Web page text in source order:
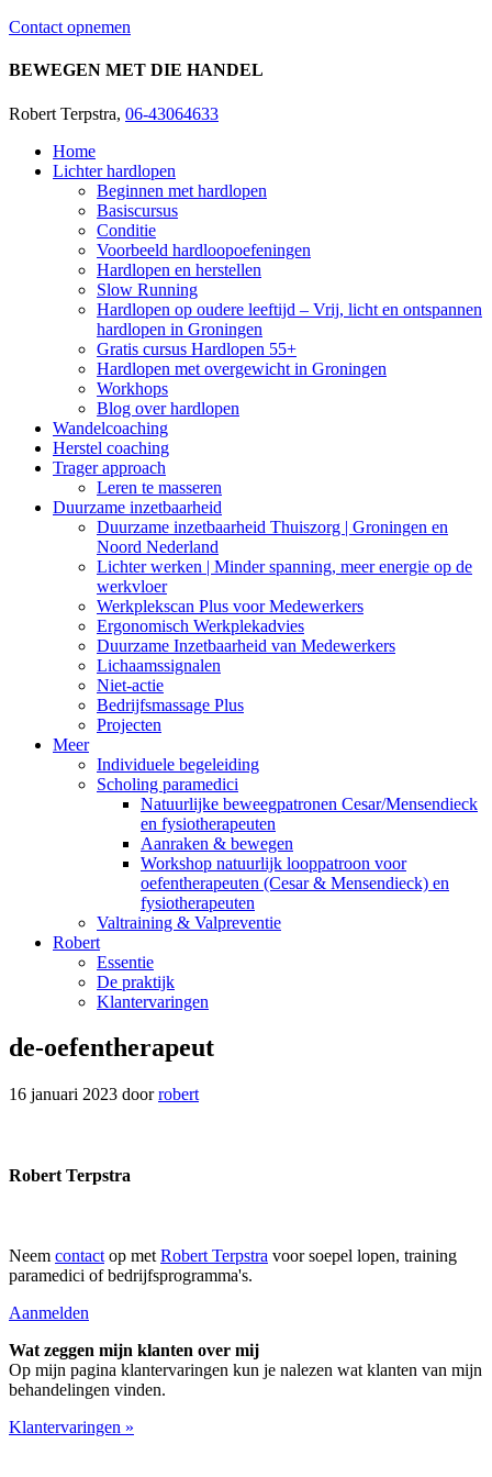
Contact opnemen
BEWEGEN MET DIE HANDEL
Robert Terpstra, 06-43064633
Home
Lichter hardlopen
Beginnen met hardlopen
Basiscursus
Conditie
Voorbeeld hardloopoefeningen
Hardlopen en herstellen
Slow Running
Hardlopen op oudere leeftijd – Vrij, licht en ontspannen
hardlopen in Groningen
Gratis cursus Hardlopen 55+
Hardlopen met overgewicht in Groningen
Workhops
Blog over hardlopen
Wandelcoaching
Herstel coaching
Trager approach
Leren te masseren
Duurzame inzetbaarheid
Duurzame inzetbaarheid Thuiszorg | Groningen en
Noord Nederland
Lichter werken | Minder spanning, meer energie op de
werkvloer
Werkplekscan Plus voor Medewerkers
Ergonomisch Werkplekadvies
Duurzame Inzetbaarheid van Medewerkers
Lichaamssignalen
Niet-actie
Bedrijfsmassage Plus
Projecten
Meer
Individuele begeleiding
Scholing paramedici
Natuurlijke beweegpatronen Cesar/Mensendieck
en fysiotherapeuten
Aanraken & bewegen
Workshop natuurlijk looppatroon voor
oefentherapeuten (Cesar & Mensendieck) en
fysiotherapeuten
Valtraining & Valpreventie
Robert
Essentie
De praktijk
Klantervaringen
de-oefentherapeut
16 januari 2023 doorrobert
Robert Terpstra
Neem contact op met Robert Terpstra voor soepel lopen, training
paramedici of bedrijfsprogramma's.
Aanmelden
Wat zeggen mijn klanten over mij
Op mijn pagina klantervaringen kun je nalezen wat klanten van mijn
behandelingen vinden.
Klantervaringen »